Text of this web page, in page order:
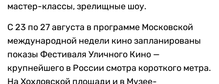
мастер-классы, зрелищные шоу.
С 23 по 27 августа в программе Московской
международной недели кино запланированы
показы Фестиваля Уличного Кино —
крупнейшего в России смотра короткого метра.
На Хохловской площади и в Музее-